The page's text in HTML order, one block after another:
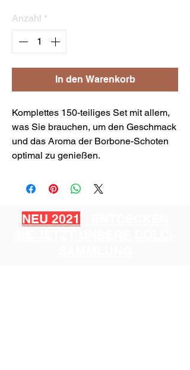
Anzahl *
In den Warenkorb
Komplettes 150-teiliges Set mit allem,
was Sie brauchen, um den Geschmack
und das Aroma der Borbone-Schoten
optimal zu genießen.
NEU 2021